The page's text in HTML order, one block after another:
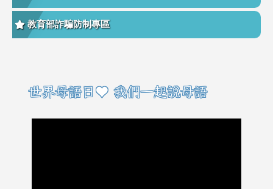
教育部詐騙防制專區
右邊區域內容
世界母語日♥ 我們一起說母語